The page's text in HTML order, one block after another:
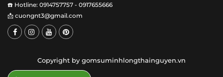
☎️ Hotline: 0914757757 - 0917655666
📩 cuongnt3@gmail.com
Copyright by gomsuminhlongthainguyen.vn